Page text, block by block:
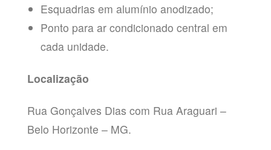
Esquadrias em alumínio anodizado;
Ponto para ar condicionado central em
cada unidade.
Localização
Rua Gonçalves Dias com Rua Araguari –
Belo Horizonte – MG.